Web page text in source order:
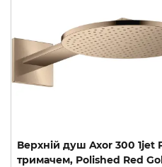
Верхній душ Axor 300 1jet
тримачем, Polished Red